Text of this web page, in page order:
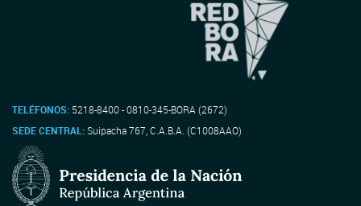
TELÉFONOS: 5218-8400 - 0810-345-BORA (2672)
SEDE CENTRAL:Suipacha 767, C.A.B.A. (C1008AAO)